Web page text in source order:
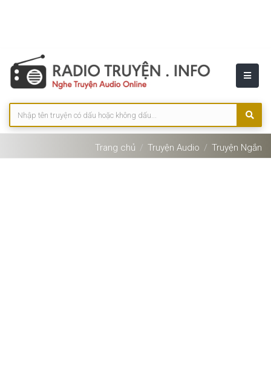
Trang chủ Truyện Audio Truyện Ngắn